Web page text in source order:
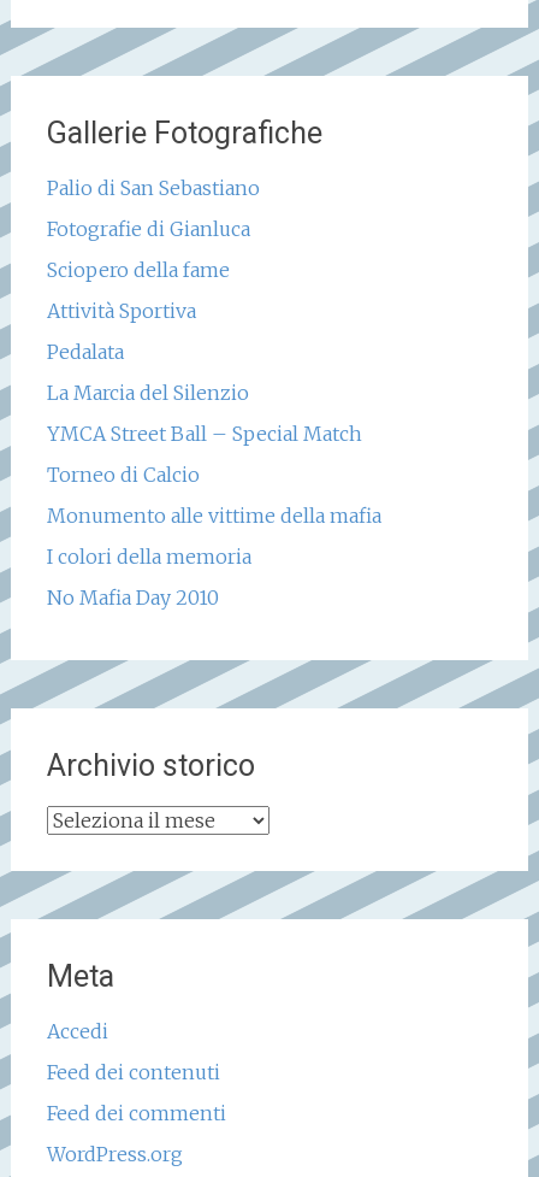
Gallerie Fotografiche
Palio di San Sebastiano
Fotografie di Gianluca
Sciopero della fame
Attività Sportiva
Pedalata
La Marcia del Silenzio
YMCA Street Ball – Special Match
Torneo di Calcio
Monumento alle vittime della mafia
I colori della memoria
No Mafia Day 2010
Archivio storico
Archivio
Meta
Accedi
Feed dei contenuti
Feed dei commenti
WordPress.org